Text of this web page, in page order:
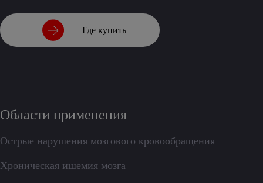
Где купить
Области применения
Острые нарушения мозгового кровообращения
Хроническая ишемия мозга